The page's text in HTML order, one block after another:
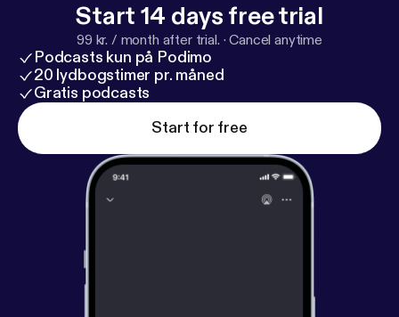
Start 14 days free trial
99 kr. / month after trial. ·Cancel anytime
Podcasts kun på Podimo
20 lydbogstimer pr. måned
Gratis podcasts
Start for free